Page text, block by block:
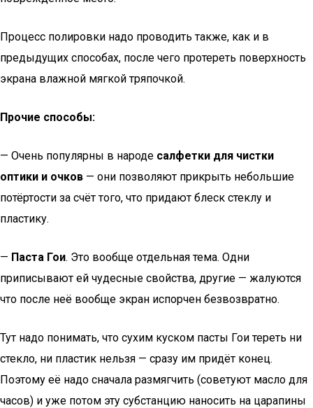
Процесс полировки надо проводить также, как и в
предыдущих способах, после чего протереть поверхность
экрана влажной мягкой тряпочкой.
Прочие способы:
— Очень популярны в народе салфетки для чистки
оптики и очков — они позволяют прикрыть небольшие
потёртости за счёт того, что придают блеск стеклу и
пластику.
— Паста Гои. Это вообще отдельная тема. Одни
приписывают ей чудесные свойства, другие — жалуются
что после неё вообще экран испорчен безвозвратно.
Тут надо понимать, что сухим куском пасты Гои тереть ни
стекло, ни пластик нельзя — сразу им придёт конец.
Поэтому её надо сначала размягчить (советуют масло для
часов) и уже потом эту субстанцию наносить на царапины